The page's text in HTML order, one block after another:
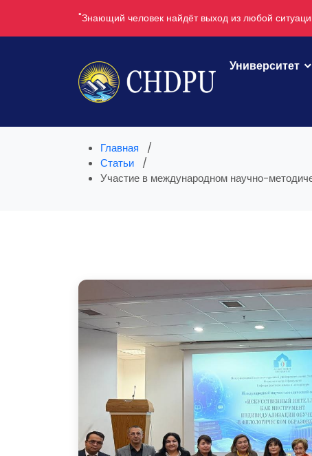
"Знающий человек найдёт выход из любой
Университет
Главная
Статьи
Участие в международном научно-